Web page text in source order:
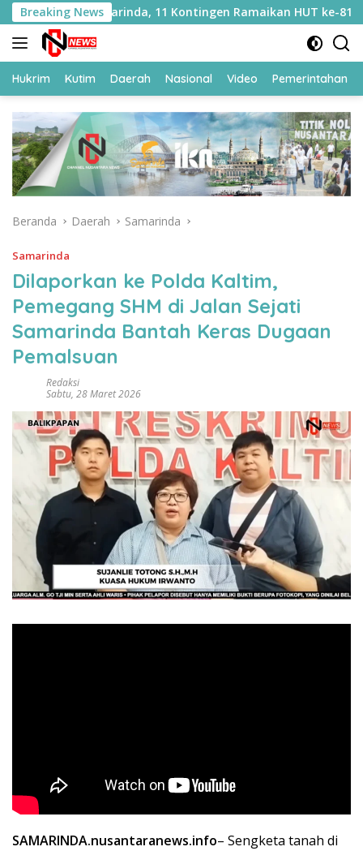
Langsung
ke
konten
Breaking News
Samarinda, 11 Kontingen Ramaikan HUT ke-81 RI
Hukrim Kutim Daerah Nasional Video Pemerintahan
Beranda Daerah Samarinda
Samarinda
Dilaporkan ke Polda Kaltim,
Pemegang SHM di Jalan Sejati
Samarinda Bantah Keras Dugaan
Pemalsuan
Redaksi
Sabtu, 28 Maret 2026
SAMARINDA.nusantaranews.info– Sengketa tanah di